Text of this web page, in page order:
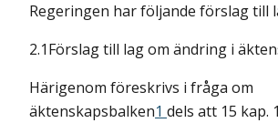
Regeringen har följande förslag till
2.1Förslag till lag om ändring i
Härigenom föreskrivs i fråga om
äktenskapsbalken1 dels att 15 kap.